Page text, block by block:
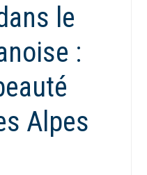
le
:
Alpes